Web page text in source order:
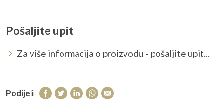
Pošaljite upit
Za više informacija o proizvodu - pošaljite upit...
Podijeli